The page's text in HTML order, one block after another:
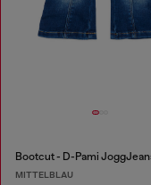
Bootcut - D-Pami
MITTELBLAU